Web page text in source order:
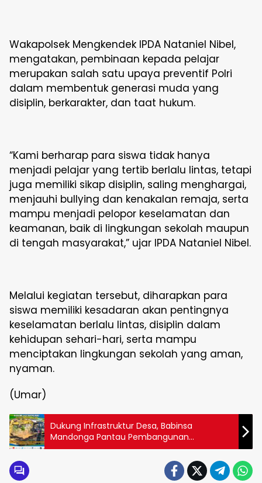
Wakapolsek Mengkendek IPDA Nataniel Nibel,
mengatakan, pembinaan kepada pelajar
merupakan salah satu upaya preventif Polri
dalam membentuk generasi muda yang
disiplin, berkarakter, dan taat hukum.
“Kami berharap para siswa tidak hanya
menjadi pelajar yang tertib berlalu lintas, tetapi
juga memiliki sikap disiplin, saling menghargai,
menjauhi bullying dan kenakalan remaja, serta
mampu menjadi pelopor keselamatan dan
keamanan, baik di lingkungan sekolah maupun
di tengah masyarakat,” ujar IPDA Nataniel Nibel.
Melalui kegiatan tersebut, diharapkan para
siswa memiliki kesadaran akan pentingnya
keselamatan berlalu lintas, disiplin dalam
kehidupan sehari-hari, serta mampu
menciptakan lingkungan sekolah yang aman,
nyaman.
(Umar)
Dukung Infrastruktur Desa, Babinsa
Mandonga Pantau Pembangunan
Jembatan Perintis